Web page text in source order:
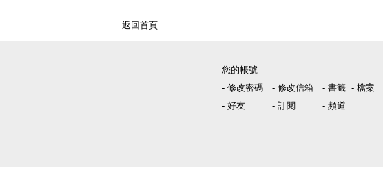
返回首頁
您的帳號
- 修改密碼
- 修改信箱 - 書籤 - 檔案
- 好友
- 訂閱 - 頻道